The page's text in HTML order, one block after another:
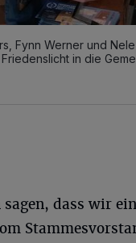
Fynn Werner und
in die
dass wir